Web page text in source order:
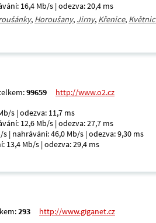
16,4 Mb/s | odezva: 20,4 ms
, Horoušany, Jirny, Křenice,
99659
http://www.o2.cz
s | odezva: 11,7 ms
12,6 Mb/s | odezva: 27,7 ms
| nahrávání: 46,0 Mb/s | odezva: 9,30 ms
13,4 Mb/s | odezva: 29,4 ms
293
http://www.giganet.cz